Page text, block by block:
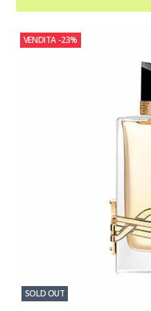
VENDITA -23%
SOLD OUT